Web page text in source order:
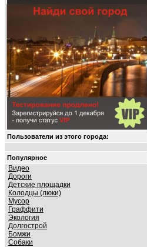
Пользователи из этого города:
Популярное
Видео
Дороги
Детские площадки
Колодцы (люки)
Мусор
Граффити
Экология
Долгострой
Бомжи
Собаки